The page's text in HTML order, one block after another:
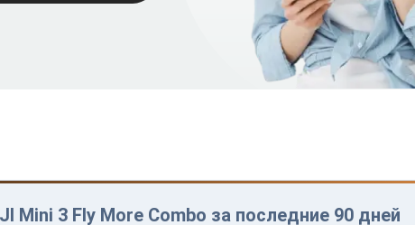
Mini 3 Fly More Combo за последние 90 дней